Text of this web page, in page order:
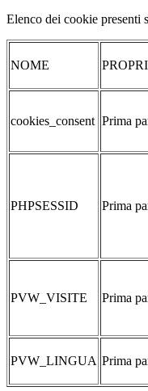
Elenco dei cookie presenti
NOME
cookies_consent Prima
PHPSESSID Prima
PVW_VISITE Prima
PVW_LINGUA Prima